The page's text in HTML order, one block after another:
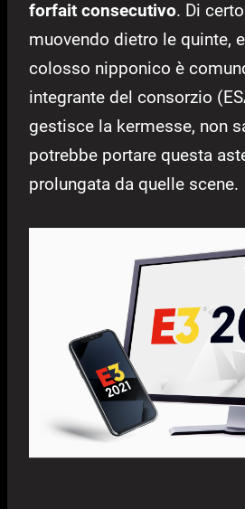
forfait consecutivo. Di
muovendo dietro le quinte,
colosso nipponico è
integrante del consorzio
gestisce la kermesse, non
potrebbe portare questa
prolungata da quelle scene.